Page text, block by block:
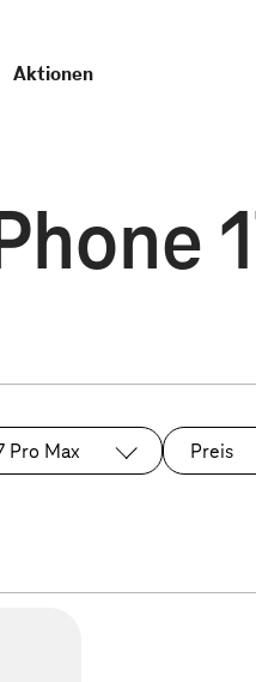
Aktionen
Pro Max Preis